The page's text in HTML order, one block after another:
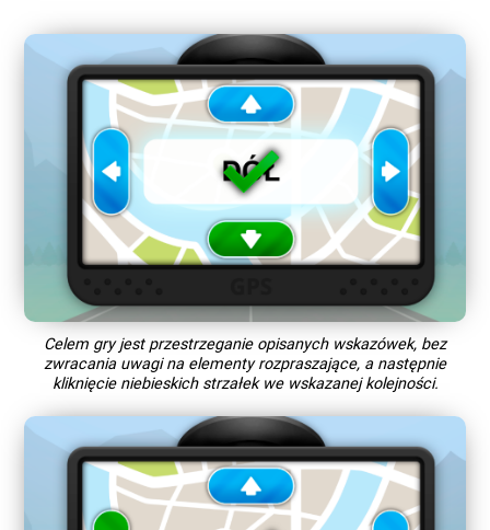
Celem gry jest przestrzeganie opisanych wskazówek, bez
zwracania uwagi na elementy rozpraszające, a następnie
kliknięcie niebieskich strzałek we wskazanej kolejności.